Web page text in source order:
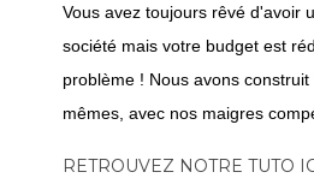
Vous avez toujours rêvé d'avoir
société mais votre budget est
problème ! Nous avons
mêmes, avec nos maigres
RETROUVEZ NOTRE TUTO